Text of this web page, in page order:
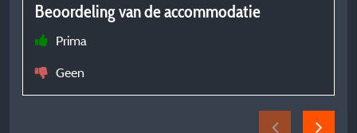
Beoordeling van de accommodatie
Prima
Geen